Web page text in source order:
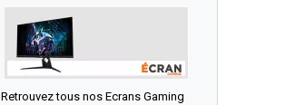
Retrouvez tous nos Ecrans Gaming